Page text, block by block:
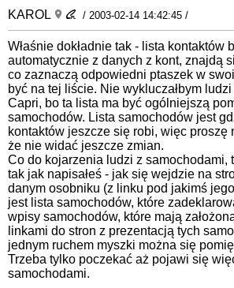
KAROL
/ 2003-02-14 14:42:45 /
Właśnie dokładnie tak - lista kontaktów
automatycznie z danych z kont, znajdą
co zaznaczą odpowiedni ptaszek w
być na tej liście. Nie wykluczałbym
Capri, bo ta lista ma być ogólniejszą
samochodów. Lista samochodów jest
kontaktów jeszcze się robi, więc proszę
że nie widać jeszcze zmian.
Co do kojarzenia ludzi z samochodami,
tak jak napisałeś - jak się wejdzie na
danym osobniku (z linku pod jakimś
jest lista samochodów, które
wpisy samochodów, które mają
linkami do stron z prezentacją tych
jednym ruchem myszki można się
Trzeba tylko poczekać aż pojawi się
samochodami.